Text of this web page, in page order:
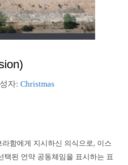
자: Christmas
함에게 지시하신 의식으로, 이스
택된 언약 공동체임을 표시하는 표